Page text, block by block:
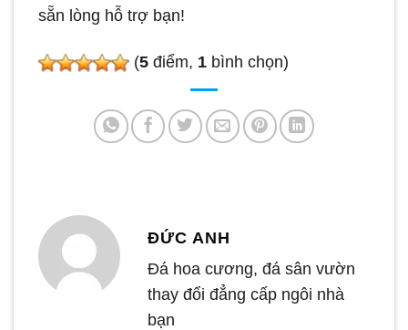
sẵn lòng hỗ trợ bạn!
(5 điểm, 1 bình chọn)
ĐỨC ANH
Đá hoa cương, đá sân vườn
thay đổi đẳng cấp ngôi nhà
bạn